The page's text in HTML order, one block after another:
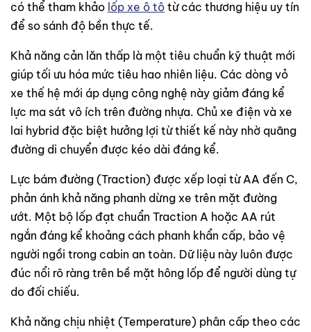
có thể tham khảo lốp xe ô tô từ các thương hiệu uy tín
để so sánh độ bền thực tế.
Khả năng cản lăn thấp là một tiêu chuẩn kỹ thuật mới
giúp tối ưu hóa mức tiêu hao nhiên liệu. Các dòng vỏ
xe thế hệ mới áp dụng công nghệ này giảm đáng kể
lực ma sát vô ích trên đường nhựa. Chủ xe điện và xe
lai hybrid đặc biệt hưởng lợi từ thiết kế này nhờ quãng
đường di chuyển được kéo dài đáng kể.
Lực bám đường (Traction) được xếp loại từ AA đến C,
phản ánh khả năng phanh dừng xe trên mặt đường
ướt. Một bộ lốp đạt chuẩn Traction A hoặc AA rút
ngắn đáng kể khoảng cách phanh khẩn cấp, bảo vệ
người ngồi trong cabin an toàn. Dữ liệu này luôn được
đúc nổi rõ ràng trên bề mặt hông lốp để người dùng tự
do đối chiếu.
Khả năng chịu nhiệt (Temperature) phân cấp theo các